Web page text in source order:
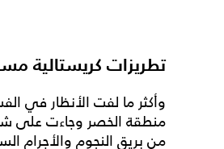
تطريزات كريستالية
وأكثر ما لفت الأنظار في
منطقة الخصر وجاءت على
من بريق النجوم والأجرام